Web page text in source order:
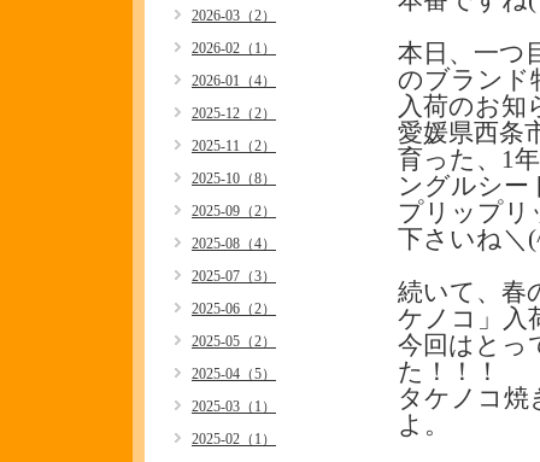
本日、一つ
のブランド
入荷のお知
愛媛県西条
育った、1
ングルシー
プリップリ
下さいね＼
続いて、春
ケノコ」入
今回はとっ
た！！！
タケノコ焼
よ。
2026-03（2）
2026-02（1）
2026-01（4）
2025-12（2）
2025-11（2）
2025-10（8）
2025-09（2）
2025-08（4）
2025-07（3）
2025-06（2）
2025-05（2）
2025-04（5）
2025-03（1）
2025-02（1）